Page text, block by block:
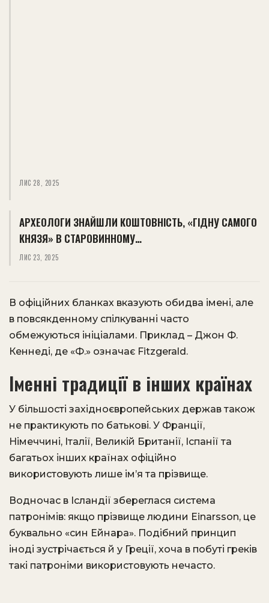
ЛИС 28, 2025
АРХЕОЛОГИ ЗНАЙШЛИ КОШТОВНІСТЬ, «ГІДНУ САМОГО
КНЯЗЯ» В СТАРОВИННОМУ…
ЛИС 23, 2025
В офіційних бланках вказують обидва імені, але
в повсякденному спілкуванні часто
обмежуються ініціалами. Приклад – Джон Ф.
Кеннеді, де «Ф.» означає Fitzgerald.
Іменні традиції в інших країнах
У більшості західноєвропейських держав також
не практикують по батькові. У Франції,
Німеччині, Італії, Великій Британії, Іспанії та
багатьох інших країнах офіційно
використовують лише ім’я та прізвище.
Водночас в Ісландії збереглася система
патронімів: якщо прізвище людини Einarsson, це
буквально «син Ейнара». Подібний принцип
іноді зустрічається й у Греції, хоча в побуті греків
такі патроніми використовують нечасто.